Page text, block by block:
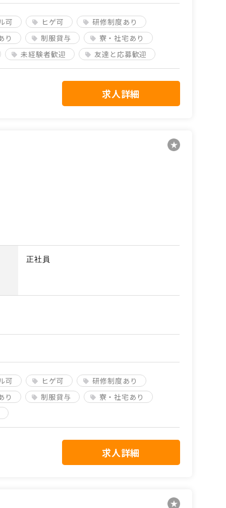
可 ヒゲ可
研修制度あり
り
制服貸与
寮・社宅あり
未経験者歓迎
友達と応募歓迎
求人詳細
正社員
可 ヒゲ可
研修制度あり
り
制服貸与 寮・社宅あり
求人詳細